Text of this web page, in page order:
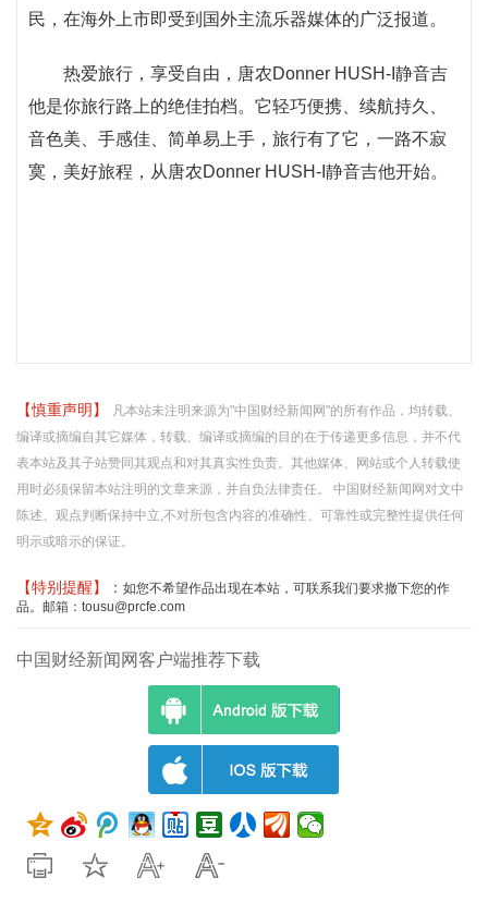
民，在海外上市即受到国外主流乐器媒体的广泛报道。
热爱旅行，享受自由，唐农Donner HUSH-I静音吉
他是你旅行路上的绝佳拍档。它轻巧便携、续航持久、
音色美、手感佳、简单易上手，旅行有了它，一路不寂
寞，美好旅程，从唐农Donner HUSH-I静音吉他开始。
【慎重声明】
凡本站未注明来源为"中国财经新闻网"的所有作品，均转载、
编译或摘编自其它媒体，转载、编译或摘编的目的在于传递更多信息，并不代
表本站及其子站赞同其观点和对其真实性负责。其他媒体、网站或个人转载使
用时必须保留本站注明的文章来源，并自负法律责任。 中国财经新闻网对文中
陈述、观点判断保持中立,不对所包含内容的准确性、可靠性或完整性提供任何
明示或暗示的保证。
【特别提醒】： 如您不希望作品出现在本站，可联系我们要求撤下您的作
品。邮箱：tousu@prcfe.com
中国财经新闻网客户端推荐下载